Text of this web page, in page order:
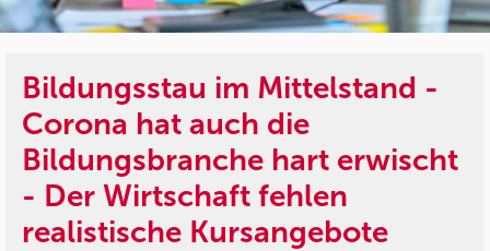
Bildungsstau im Mittelstand -
Corona hat auch die
Bildungsbranche hart erwischt
- Der Wirtschaft fehlen
realistische Kursangebote